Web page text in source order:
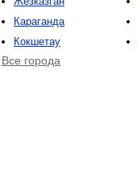
Караганда
Кокшетау
Все города